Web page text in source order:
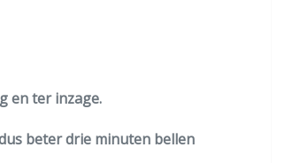
en ter inzage.
beter drie minuten bellen